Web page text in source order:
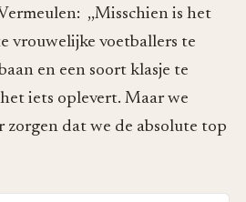
,,Misschien is het
vrouwelijke voetballers te
en een soort klasje te
iets oplevert. Maar we
zorgen dat we de absolute top